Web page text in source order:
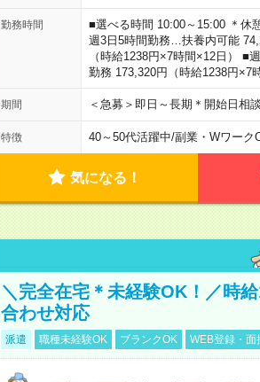
勤務時間
■選べる時間 10:00～15:00 ＊休
週3日5時間勤務…扶養内可能
（時給1238円×7時間×12日） ■
勤務 173,320円（時給1238円×7
期間 ＜急募＞即日～長期＊開始日相
特徴 40～50代活躍中/副業・Wワーク
気になる！
＼完全在宅＊未経験OK！／時
合わせ対応
派遣 職種未経験OK ブランクOK WEB登録・面